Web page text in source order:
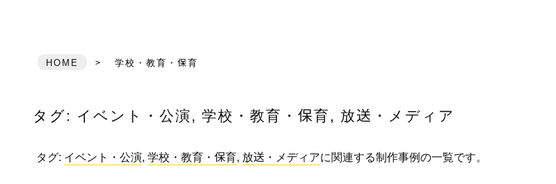
HOME > 学校・教育・保育
タグ: イベント・公演, 学校・教育・保育, 放送・メディア
タグ: イベント・公演, 学校・教育・保育, 放送・メディアに関連する制作事例の一覧です。